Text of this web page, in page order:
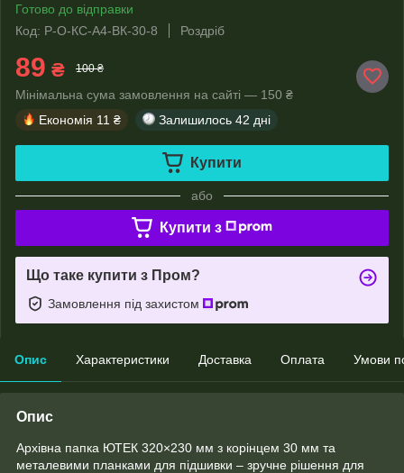
Готово до відправки
Код: P-О-КС-А4-ВК-30-8
Роздріб
89 ₴ 100 ₴
Мінімальна сума замовлення на сайті — 150 ₴
Економія 11 ₴ Залишилось 42 дні
Купити
або
Купити з
Що таке купити з Пром?
Замовлення під захистом
Опис Характеристики Доставка Оплата Умови
Опис
Архівна папка ЮТЕК 320×230 мм з корінцем 30 мм та
металевими планками для підшивки – зручне рішення для